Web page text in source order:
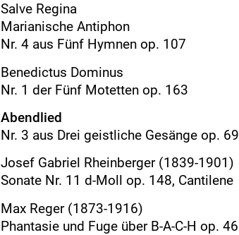
Salve Regina
Marianische Antiphon
Nr. 4 aus Fünf Hymnen op. 107
Benedictus Dominus
Nr. 1 der Fünf Motetten op. 163
Abendlied
Nr. 3 aus Drei geistliche Gesänge op. 69
Josef Gabriel Rheinberger (1839-1901)
Sonate Nr. 11 d-Moll op. 148, Cantilene
Max Reger (1873-1916)
Phantasie und Fuge über B-A-C-H op. 46